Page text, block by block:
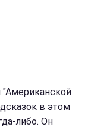
в этом
либо. Он